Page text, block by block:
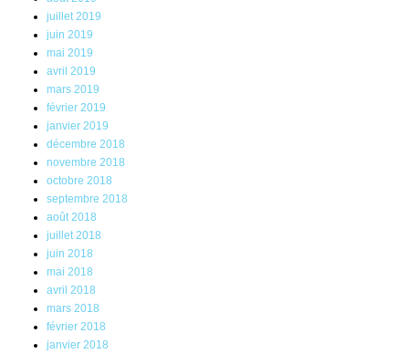
juillet 2019
juin 2019
mai 2019
avril 2019
mars 2019
février 2019
janvier 2019
décembre 2018
novembre 2018
octobre 2018
septembre 2018
août 2018
juillet 2018
juin 2018
mai 2018
avril 2018
mars 2018
février 2018
janvier 2018